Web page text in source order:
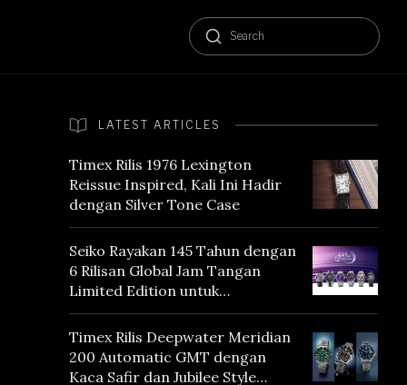
LATEST ARTICLES
Timex Rilis 1976 Lexington
Reissue Inspired, Kali Ini Hadir
dengan Silver Tone Case
Seiko Rayakan 145 Tahun dengan
6 Rilisan Global Jam Tangan
Limited Edition untuk
Menghormati Edo Purple,
Warna yang Mencerminkan
Warisan Tokyo
Timex Rilis Deepwater Meridian
200 Automatic GMT dengan
Kaca Safir dan Jubilee Style